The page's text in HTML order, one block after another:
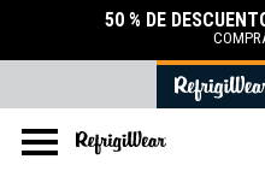
50 % DE